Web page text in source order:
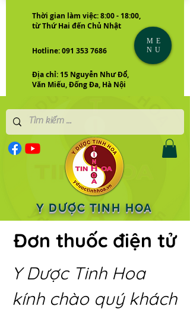
Thời gian làm việc: 8:00 - 18:00,
từ Thứ Hai đến Chủ Nhật
Hotline: 091 353 7686
Địa chỉ: 15 Nguyễn Như Đổ,
Văn Miếu, Đống Đa, Hà Nội
Y DƯỢC TINH HOA
ME
NU
Đơn thuốc điện tử
Y Dược Tinh Hoa
kính chào quý khách